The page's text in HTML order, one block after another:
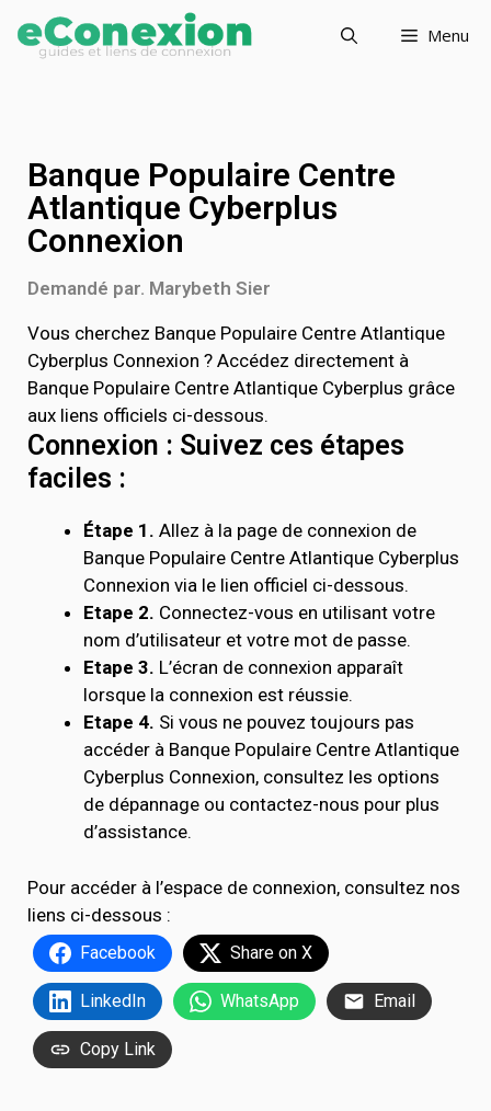
Menu
Banque Populaire Centre
Atlantique Cyberplus
Connexion
Demandé par. Marybeth Sier
Vous cherchez Banque Populaire Centre Atlantique
Cyberplus Connexion ? Accédez directement à
Banque Populaire Centre Atlantique Cyberplus grâce
aux liens officiels ci-dessous.
Connexion : Suivez ces étapes
faciles :
Étape 1. Allez à la page de connexion de
Banque Populaire Centre Atlantique Cyberplus
Connexion via le lien officiel ci-dessous.
Etape 2. Connectez-vous en utilisant votre
nom d’utilisateur et votre mot de passe.
Etape 3. L’écran de connexion apparaît
lorsque la connexion est réussie.
Etape 4. Si vous ne pouvez toujours pas
accéder à Banque Populaire Centre Atlantique
Cyberplus Connexion, consultez les options
de dépannage ou contactez-nous pour plus
d’assistance.
Pour accéder à l’espace de connexion, consultez nos
liens ci-dessous :
Facebook Share on X
LinkedIn WhatsApp Email
Copy Link